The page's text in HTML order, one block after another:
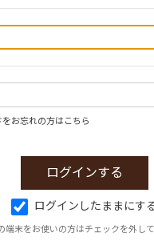
お忘れの方はこちら
ログインしたままにす
端末をお使いの方はチェックを外し